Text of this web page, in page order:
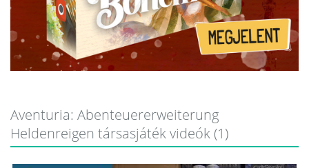
Aventuria: Abenteuererweiterung
Heldenreigen társasjáték videók (1)